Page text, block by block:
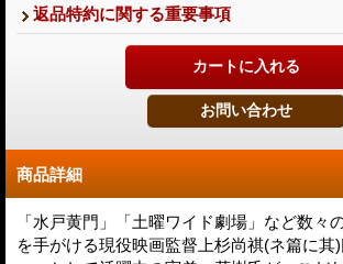
返品特約に関する重要事項
商品詳細
「水戸黄門」「土曜ワイド劇場」など数々
を手がける現役映画監督上杉尚祺(ネ篇に其